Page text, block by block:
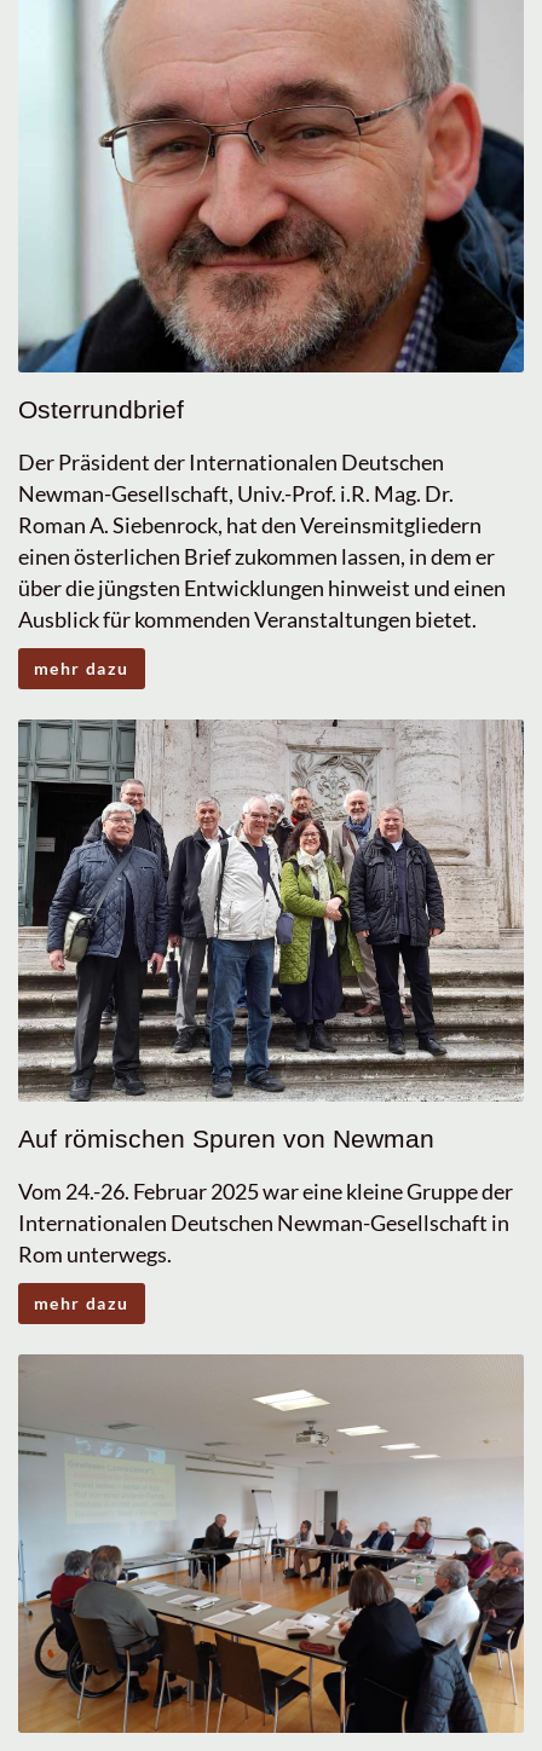
Osterrundbrief
Der Präsident der Internationalen Deutschen
Newman-Gesellschaft, Univ.-Prof. i.R. Mag. Dr.
Roman A. Siebenrock, hat den Vereinsmitgliedern
einen österlichen Brief zukommen lassen, in dem er
über die jüngsten Entwicklungen hinweist und einen
Ausblick für kommenden Veranstaltungen bietet.
mehr dazu
Auf römischen Spuren von Newman
Vom 24.-26. Februar 2025 war eine kleine Gruppe der
Internationalen Deutschen Newman-Gesellschaft in
Rom unterwegs.
mehr dazu